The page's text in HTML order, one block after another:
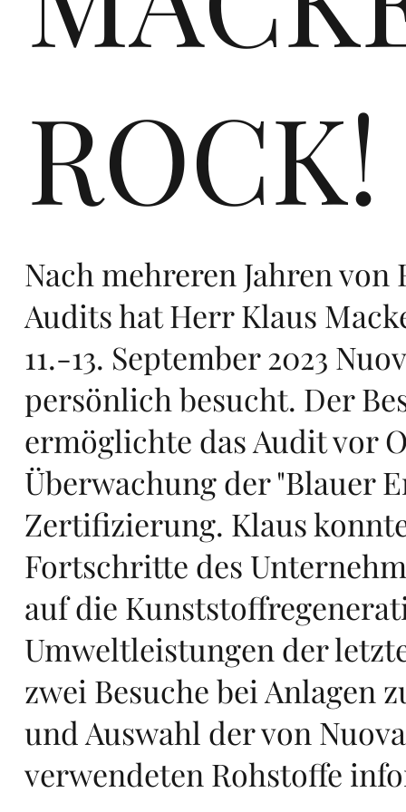
ROCK!
Nach mehreren Jahren von
Audits hat Herr Klaus
11.-13. September 2023
persönlich besucht. Der
ermöglichte das Audit vor
Überwachung der "Blauer
Zertifizierung. Klaus
Fortschritte des
auf die
Umweltleistungen der
zwei Besuche bei Anlagen
und Auswahl der von
verwendeten Rohstoffe
Eu
ro
pe,
sta
rts